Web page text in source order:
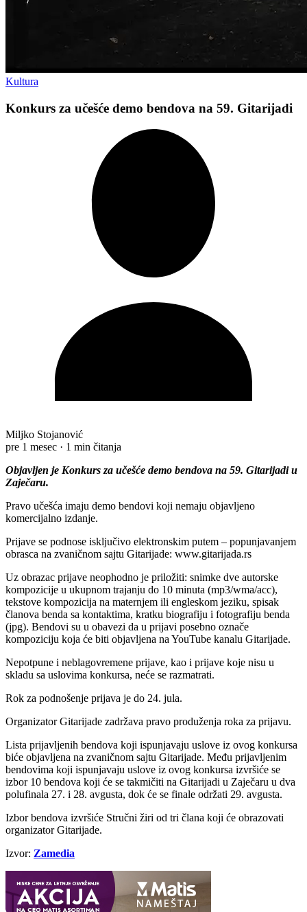
Kultura
Konkurs za učešće demo bendova na 59. Gitarijadi
Miljko Stojanović
pre 1 mesec · 1 min čitanja
Objavljen je Konkurs za učešće demo bendova na 59. Gitarijadi u
Zaječaru.
Pravo učešća imaju demo bendovi koji nemaju objavljeno
komercijalno izdanje.
Prijave se podnose isključivo elektronskim putem – popunjavanjem
obrasca na zvaničnom sajtu Gitarijade: www.gitarijada.rs
Uz obrazac prijave neophodno je priložiti: snimke dve autorske
kompozicije u ukupnom trajanju do 10 minuta (mp3/wma/acc),
tekstove kompozicija na maternjem ili engleskom jeziku, spisak
članova benda sa kontaktima, kratku biografiju i fotografiju benda
(jpg). Bendovi su u obavezi da u prijavi posebno označe
kompoziciju koja će biti objavljena na YouTube kanalu Gitarijade.
Nepotpune i neblagovremene prijave, kao i prijave koje nisu u
skladu sa uslovima konkursa, neće se razmatrati.
Rok za podnošenje prijava je do 24. jula.
Organizator Gitarijade zadržava pravo produženja roka za prijavu.
Lista prijavljenih bendova koji ispunjavaju uslove iz ovog konkursa
biće objavljena na zvaničnom sajtu Gitarijade. Među prijavljenim
bendovima koji ispunjavaju uslove iz ovog konkursa izvršiće se
izbor 10 bendova koji će se takmičiti na Gitarijadi u Zaječaru u dva
polufinala 27. i 28. avgusta, dok će se finale održati 29. avgusta.
Izbor bendova izvršiće Stručni žiri od tri člana koji će obrazovati
organizator Gitarijade.
Izvor: Zamedia